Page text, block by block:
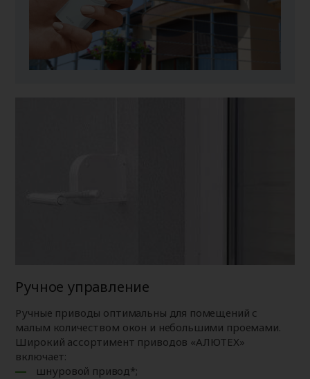
Ручное управление
Ручные приводы оптимальны для помещений с
малым количеством окон и небольшими проемами.
Широкий ассортимент приводов «АЛЮТЕХ»
включает:
шнуровой привод*;